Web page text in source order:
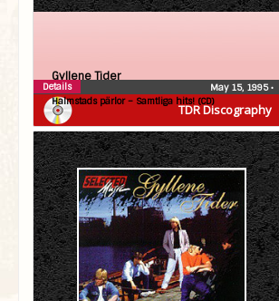
TDR Discography
Gyllene Tider
Halmstads pärlor – Samtliga hits! (CD)
May 15, 1995•
Details